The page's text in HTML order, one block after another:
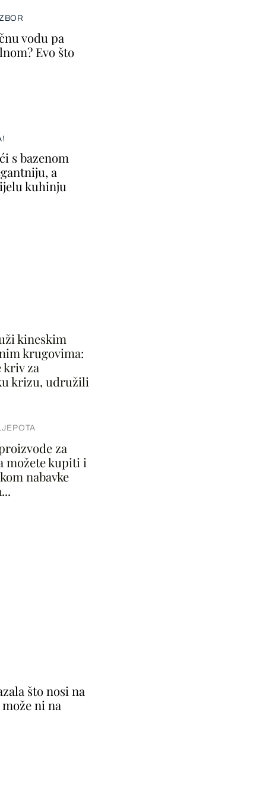
vodu pa
Evo što
s bazenom
a
kuhinju
kineskim
krugovima:
kriv za
krizu, udružili
za
možete kupiti i
nabavke
što nosi na
ni na